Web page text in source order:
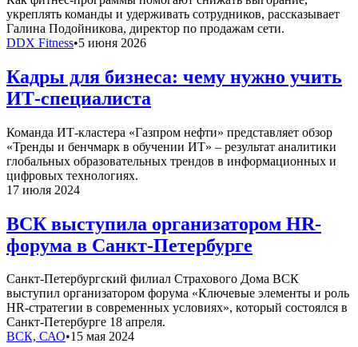
укреплять команды и удерживать сотрудников, рассказывает
Галина Подойникова, директор по продажам сети.
DDX Fitness•5 июня 2026
Кадры для бизнеса: чему нужно учить
ИТ-специалиста
Команда ИТ-кластера «Газпром нефти» представляет обзор
«Тренды и бенчмарк в обучении ИТ» – результат аналитики
глобальных образовательных трендов в информационных и
цифровых технологиях.
17 июля 2024
ВСК выступила организатором HR-
форума в Санкт-Петербурге
Санкт-Петербургский филиал Страхового Дома ВСК
выступил организатором форума «Ключевые элементы и роль
HR-стратегии в современных условиях», который состоялся в
Санкт-Петербурге 18 апреля.
ВСК, САО•15 мая 2024